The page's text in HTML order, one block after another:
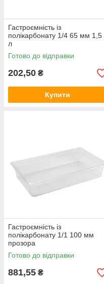
Гастроємність із
полікарбонату 1/4 65 мм 1,5
л
Готово до відправки
202,50 ₴
Купити
Гастроємність із
полікарбонату 1/1 100 мм
прозора
Готово до відправки
881,55 ₴